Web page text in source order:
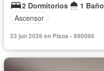
2 Dormitorios
1 Baño
Ascensor
23 jun 2026 en Pisos - 990066